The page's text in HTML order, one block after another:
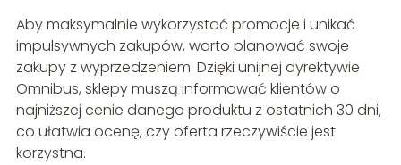
Aby maksymalnie wykorzystać promocje i unikać
impulsywnych zakupów, warto planować swoje
zakupy z wyprzedzeniem. Dzięki unijnej dyrektywie
Omnibus, sklepy muszą informować klientów o
najniższej cenie danego produktu z ostatnich 30 dni,
co ułatwia ocenę, czy oferta rzeczywiście jest
korzystna.